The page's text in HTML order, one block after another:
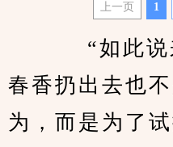
上一页 1
春香扔出去也
为，而是为了